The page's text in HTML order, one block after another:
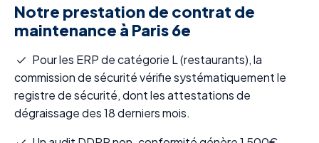
Notre prestation de contrat de
maintenance à Paris 6e
Pour les ERP de catégorie L (restaurants), la
commission de sécurité vérifie systématiquement le
registre de sécurité, dont les attestations de
dégraissage des 18 derniers mois.